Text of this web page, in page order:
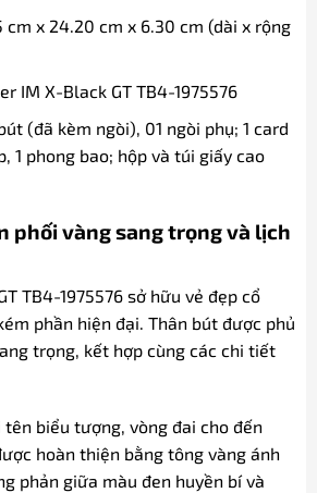
cm x 24.20 cm x 6.30 cm (dài x rộng
IM X-Black GT TB4-1975576
(đã kèm ngòi), 01 ngòi phụ; 1 card
1 phong bao; hộp và túi giấy cao
phối vàng sang trọng và lịch
TB4-1975576 sở hữu vẻ đẹp cổ
phần hiện đại. Thân bút được phủ
trọng, kết hợp cùng các chi tiết
biểu tượng, vòng đai cho đến
hoàn thiện bằng tông vàng ánh
phản giữa màu đen huyền bí và